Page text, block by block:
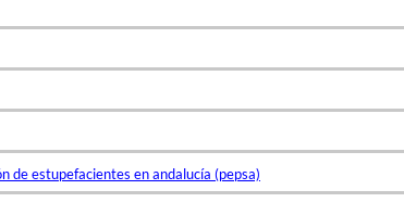
de estupefacientes en andalucía (pepsa)